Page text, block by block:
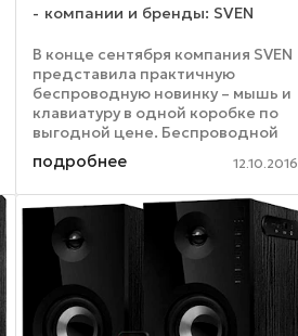
компании и бренды: SVEN
В конце сентября компания SVEN
представила практичную
беспроводную новинку – мышь и
клавиатуру в одной коробке по
выгодной цене. Беспроводной
набор SVEN Comfort 3300
Wireless – универсальное
решение для дома и офиса.
Симметричная мышь подойдет
как ...
подробнее 12.10.2016